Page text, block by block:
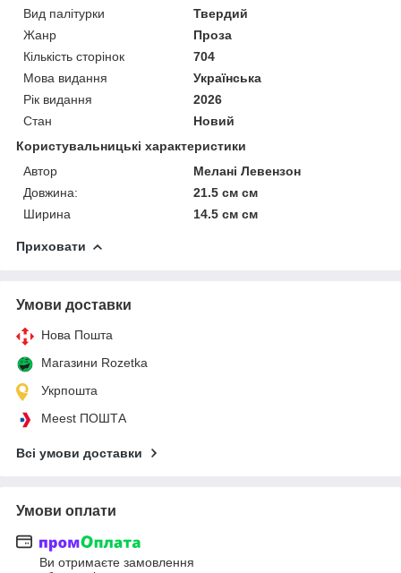
Вид палітурки
Твердий
Жанр
Проза
Кількість сторінок
704
Мова видання
Українська
Рік видання
2026
Стан
Новий
Користувальницькі характеристики
Автор
Мелані Левензон
Довжина:
21.5 см см
Ширина
14.5 см см
Приховати
Умови доставки
Нова Пошта
Магазини Rozetka
Укрпошта
Meest ПОШТА
Всі умови доставки
Умови оплати
Ви отримаєте замовлення